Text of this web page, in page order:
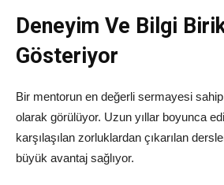
Deneyim Ve Bilgi
Gösteriyor
Bir mentorun en değerli sermayesi
olarak görülüyor. Uzun yıllar boyunca
karşılaşılan zorluklardan çıkarılan
büyük avantaj sağlıyor.